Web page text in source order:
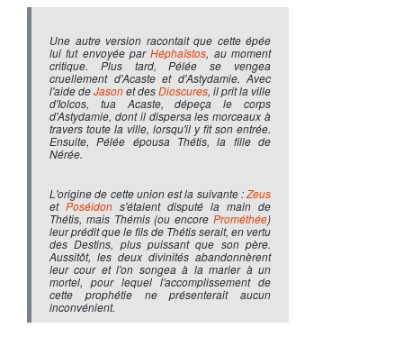
Une autre version racontait que cette épée
lui fut envoyée parHéphaïstos, au moment
critique. Plus tard,Pélée se vengea
cruellement d'Acaste et d'Astydamie. Avec
l'aide deJasonet desDioscures, il prit la ville
d'Iolcos, tua Acaste, dépeça le corps
d'Astydamie, dont il dispersa les morceaux à
travers toute la ville, lorsqu'il y fit son entrée.
Ensuite, Pélée épousa Thétis, la fille de
Nérée.
L'origine de cette union est la suivante :Zeus
et Poséidon s'étaient disputé la main de
Thétis, mais Thémis (ou encore Prométhée)
leur prédit que le fils de Thétis serait, en vertu
des Destins, plus puissant que son père.
Aussitôt, les deux divinités abandonnèrent
leur cour et l'on songea à la marier à un
mortel, pour lequel l'accomplissement de
cette prophétie ne présenterait aucun
inconvénient.